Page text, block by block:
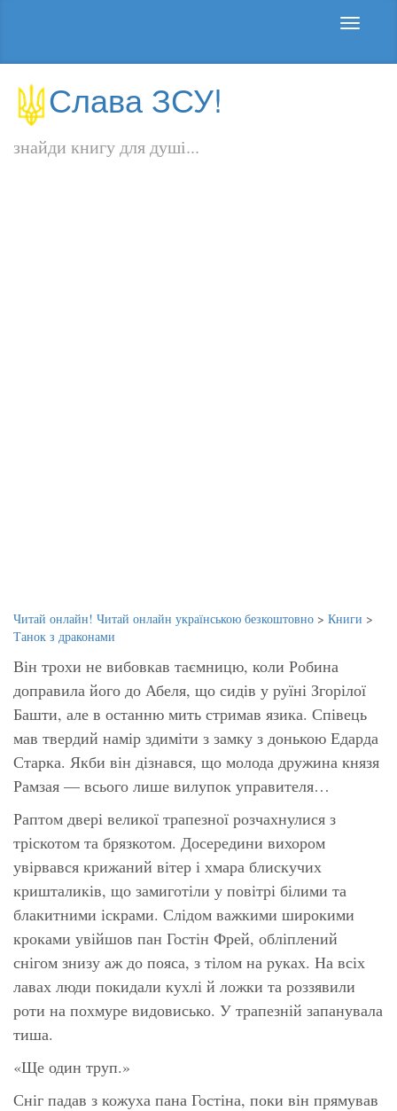
Слава ЗСУ!
знайди книгу для душі...
Читай онлайн! Читай онлайн українською безкоштовно > Книги >
Танок з драконами
Він трохи не вибовкав таємницю, коли Робина
доправила його до Абеля, що сидів у руїні Згорілої
Башти, але в останню мить стримав язика. Співець
мав твердий намір здиміти з замку з донькою Едарда
Старка. Якби він дізнався, що молода дружина князя
Рамзая — всього лише вилупок управителя…
Раптом двері великої трапезної розчахнулися з
тріскотом та брязкотом. Досередини вихором
увірвався крижаний вітер і хмара блискучих
кришталиків, що замиготіли у повітрі білими та
блакитними іскрами. Слідом важкими широкими
кроками увійшов пан Гостін Фрей, обліплений
снігом знизу аж до пояса, з тілом на руках. На всіх
лавах люди покидали кухлі й ложки та роззявили
роти на похмуре видовисько. У трапезній запанувала
тиша.
«Ще один труп.»
Сніг падав з кожуха пана Гостіна, поки він прямував